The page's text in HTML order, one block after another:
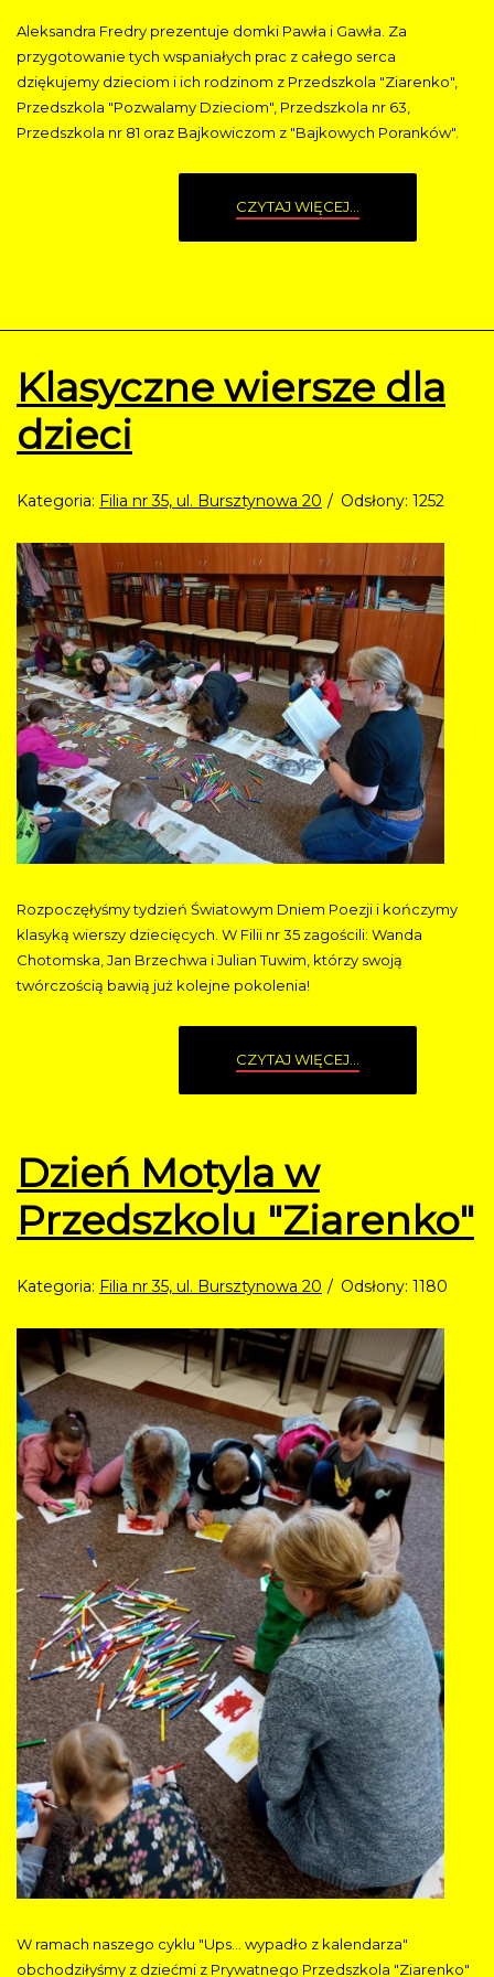
Aleksandra Fredry prezentuje domki Pawła i Gawła. Za
przygotowanie tych wspaniałych prac z całego serca
dziękujemy dzieciom i ich rodzinom z Przedszkola "Ziarenko",
Przedszkola "Pozwalamy Dzieciom", Przedszkola nr 63,
Przedszkola nr 81 oraz Bajkowiczom z "Bajkowych Poranków".
CZYTAJ WIĘCEJ...
Klasyczne wiersze dla
dzieci
Kategoria: Filia nr 35, ul. Bursztynowa 20 Odsłony: 1252
Rozpoczęłyśmy tydzień Światowym Dniem Poezji i kończymy
klasyką wierszy dziecięcych. W Filii nr 35 zagościli: Wanda
Chotomska, Jan Brzechwa i Julian Tuwim, którzy swoją
twórczością bawią już kolejne pokolenia!
CZYTAJ WIĘCEJ...
Dzień Motyla w
Przedszkolu "Ziarenko"
Kategoria: Filia nr 35, ul. Bursztynowa 20 Odsłony: 1180
W ramach naszego cyklu "Ups... wypadło z kalendarza"
obchodziłyśmy z dziećmi z Prywatnego Przedszkola "Ziarenko"